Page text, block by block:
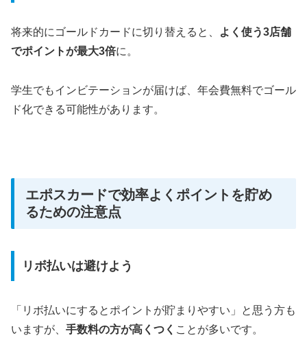
将来的にゴールドカードに切り替えると、
よく使う3店舗
でポイントが最大3倍に。
学生でもインビテーションが届けば、年会費無料でゴール
ド化できる可能性があります。
エポスカードで効率よくポイントを貯め
るための注意点
リボ払いは避けよう
「リボ払いにするとポイントが貯まりやすい」と思う方も
いますが、 手数料の方が高くつく ことが多いです。